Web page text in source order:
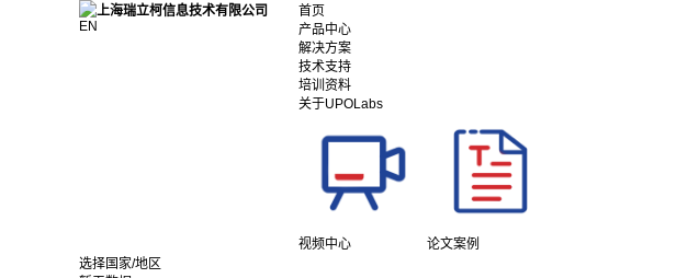
EN
首页
产品中心
解决方案
技术支持
培训资料
关于UPOLabs
视频中心 论文案例
选择国家/地区